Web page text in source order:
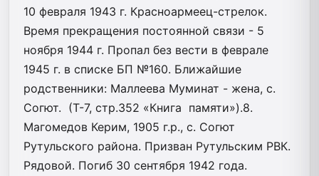
10 февраля 1943 г. Красноармеец-стрелок.
Время прекращения постоянной связи - 5
ноября 1944 г. Пропал без вести в феврале
1945 г. в списке БП №160. Ближайшие
родственники: Маллеева Муминат - жена, с.
Согют. (Т-7, стр.352 «Книга памяти»).8.
Магомедов Керим, 1905 г.р., с. Согют
Рутульского района. Призван Рутульским РВК.
Рядовой. Погиб 30 сентября 1942 года.